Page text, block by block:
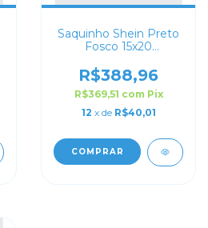
Saquinho Shein Preto
Fosco 15x20
R$388,96
R$369,51 com Pix
12 x de R$40,01
COMPRAR